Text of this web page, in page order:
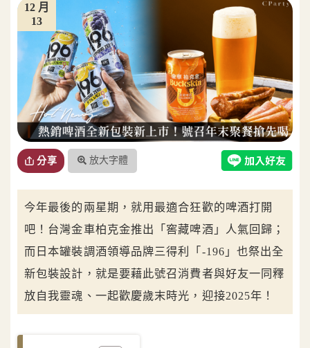
13
12 月
分享 放大字體
今年最後的兩星期，就用最適合狂歡的啤酒打開
吧！台灣金車柏克金推出「窖藏啤酒」人氣回歸；
而日本罐裝調酒領導品牌三得利「-196」也祭出全
新包裝設計，就是要藉此號召消費者與好友一同釋
放自我靈魂、一起歡慶歲末時光，迎接2025年！